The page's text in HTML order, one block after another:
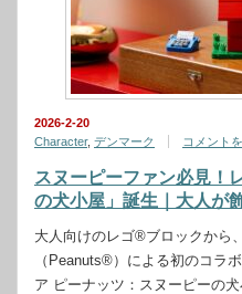
2026-2-20
Character, デンマーク コメント
スヌーピーファン必見！
の犬小屋」誕生｜大人が
大人向けのレゴ®ブロックから
（Peanuts®）による初のコラ
ア ピーナッツ：スヌーピーの